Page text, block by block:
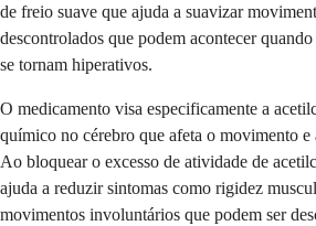
de freio suave que ajuda a suavizar
descontrolados que podem acontecer
se tornam hiperativos.
O medicamento visa especificamente a
químico no cérebro que afeta o movimento e
Ao bloquear o excesso de atividade de
ajuda a reduzir sintomas como rigidez
movimentos involuntários que podem ser